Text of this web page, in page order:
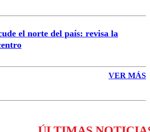
el norte del país: revisa la
VER MÁS